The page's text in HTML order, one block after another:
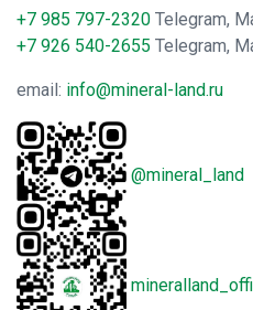
+7 985 797-2320 Telegram,
+7 926 540-2655 Telegram,
email: info@mineral-land.ru
@mineral_land